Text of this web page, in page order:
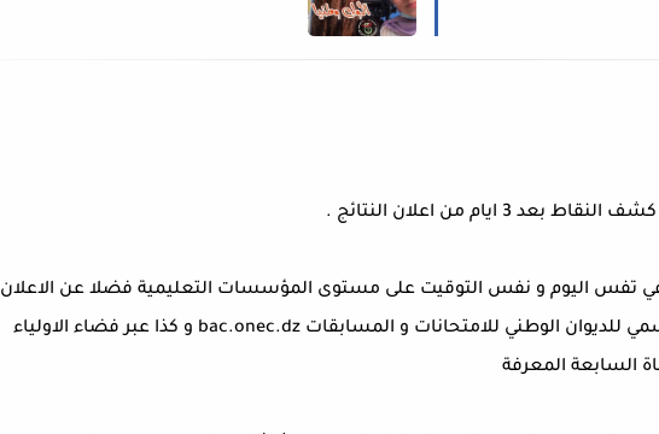
3 ايام من اعلان النتائج .
تفس اليوم و نفس التوقيت على مستوى المؤسسات التعليمية فضلا عن الاعلان
عنها كذلك على الموقع الرسمي للديوان الوطني للامتحانات و المسابقات bac.onec.dz و كذا عبر فضاء الاولياء
السابعة المعرفة